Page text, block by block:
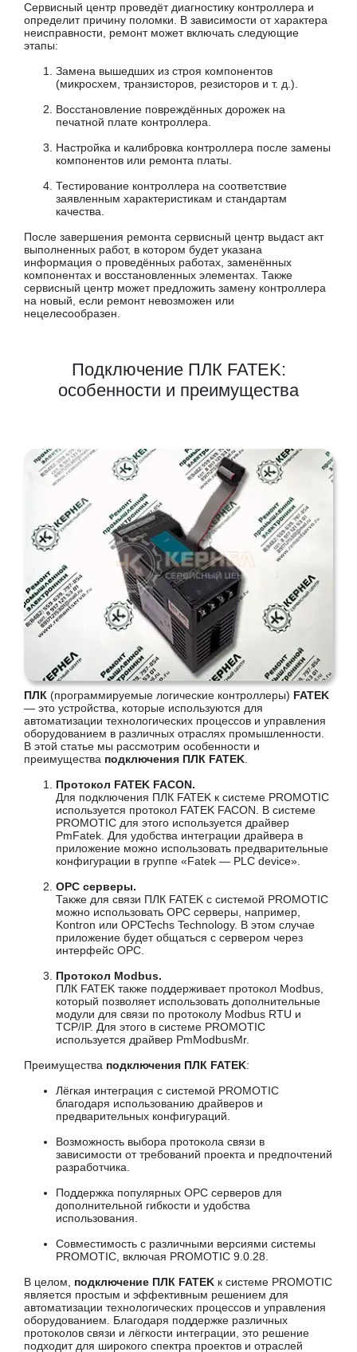
Сервисный центр проведёт диагностику контроллера и
определит причину поломки. В зависимости от характера
неисправности, ремонт может включать следующие
этапы:
Замена вышедших из строя компонентов
(микросхем, транзисторов, резисторов и т. д.).
Восстановление повреждённых дорожек на
печатной плате контроллера.
Настройка и калибровка контроллера после замены
компонентов или ремонта платы.
Тестирование контроллера на соответствие
заявленным характеристикам и стандартам
качества.
После завершения ремонта сервисный центр выдаст акт
выполненных работ, в котором будет указана
информация о проведённых работах, заменённых
компонентах и восстановленных элементах. Также
сервисный центр может предложить замену контроллера
на новый, если ремонт невозможен или
нецелесообразен.
Подключение ПЛК FATEK:
особенности и преимущества
ПЛК (программируемые логические контроллеры) FATEK
— это устройства, которые используются для
автоматизации технологических процессов и управления
оборудованием в различных отраслях промышленности.
В этой статье мы рассмотрим особенности и
преимущества подключения ПЛК FATEK
Протокол FATEK FACON.
Для подключения ПЛК FATEK к системе PROMOTIC
используется протокол FATEK FACON. В системе
PROMOTIC для этого используется драйвер
PmFatek. Для удобства интеграции драйвера в
приложение можно использовать предварительные
конфигурации в группе «Fatek — PLC device».
OPC серверы.
Также для связи ПЛК FATEK с системой PROMOTIC
можно использовать OPC серверы, например,
Kontron или OPCTechs Technology. В этом случае
приложение будет общаться с сервером через
интерфейс OPC.
Протокол Modbus.
ПЛК FATEK также поддерживает протокол Modbus,
который позволяет использовать дополнительные
модули для связи по протоколу Modbus RTU и
TCP/IP. Для этого в системе PROMOTIC
используется драйвер PmModbusMr.
Преимущества подключения ПЛК FATEK:
Лёгкая интеграция с системой PROMOTIC
благодаря использованию драйверов и
предварительных конфигураций.
Возможность выбора протокола связи в
зависимости от требований проекта и предпочтений
разработчика.
Поддержка популярных OPC серверов для
дополнительной гибкости и удобства
использования.
Совместимость с различными версиями системы
PROMOTIC, включая PROMOTIC 9.0.28.
В целом, подключение ПЛК FATEK к системе PROMOTIC
является простым и эффективным решением для
автоматизации технологических процессов и управления
оборудованием. Благодаря поддержке различных
протоколов связи и лёгкости интеграции, это решение
подходит для широкого спектра проектов и отраслей